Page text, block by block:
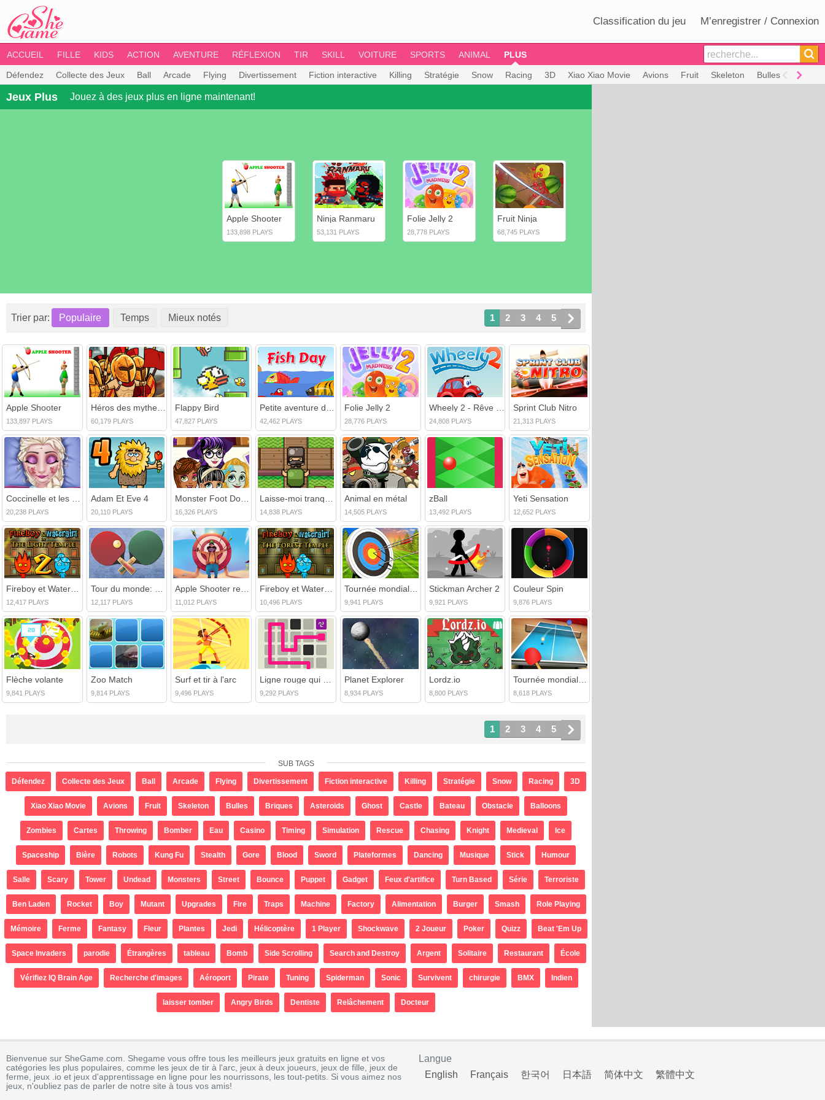
Classification du jeu M’enregistrer / Connexion
ACCUEIL FILLE KIDS ACTION AVENTURE RÉFLEXION TIR SKILL VOITURE SPORTS ANIMAL PLUS
Défendez Collecte des Jeux Ball Arcade Flying Divertissement Fiction interactive Killing Stratégie Snow Racing 3D Xiao Xiao Movie Avions Fruit Skeleton Bulles Briques
Jeux Plus Jouez à des jeux plus en ligne maintenant!
Apple Shooter
133,898 PLAYS
Ninja Ranmaru
53,131 PLAYS
Folie Jelly 2
28,778 PLAYS
Fruit Ninja
68,745 PLAYS
Trier par: Populaire Temps Mieux notés 1 2 3 4 5
Apple Shooter
133,897 PLAYS
Héros des mythes: Guerriers des dieux
60,179 PLAYS
Flappy Bird
47,827 PLAYS
Petite aventure de poisson
42,462 PLAYS
Folie Jelly 2
28,776 PLAYS
Wheely 2 - Rêve d'amour
24,808 PLAYS
Sprint Club Nitro
21,313 PLAYS
20,238 PLAYS
Adam Et Eve 4
20,110 PLAYS 16,326 PLAYS 14,838 PLAYS
Animal en métal
14,505 PLAYS
zBall
13,492 PLAYS
Yeti Sensation
12,652 PLAYS
Fireboy et Watergirl 2 Temple de lumière
12,417 PLAYS
Tour du monde: Tennis de table
12,117 PLAYS
Apple Shooter remasterisé
11,012 PLAYS
Fireboy et Watergirl 1 Temple de la forêt
10,496 PLAYS
Tournée mondiale de tir à l'arc
9,941 PLAYS
Stickman Archer 2
9,921 PLAYS
Couleur Spin
9,876 PLAYS
Flèche volante
9,841 PLAYS
Zoo Match
9,814 PLAYS
Surf et tir à l'arc
9,496 PLAYS 9,292 PLAYS
Planet Explorer
8,934 PLAYS
Lordz.io
8,800 PLAYS 8,618 PLAYS
1 2 3 4 5
SUB TAGS
Défendez Collecte des Jeux Ball Arcade Flying Divertissement Fiction interactive Killing Stratégie Snow Racing 3D
Xiao Xiao Movie Avions Fruit Skeleton Bulles Briques Asteroids Ghost Castle Bateau Obstacle Balloons
Zombies Cartes Throwing Bomber Eau Casino Timing Simulation Rescue Chasing Knight Medieval Ice
Spaceship Bière Robots Kung Fu Stealth Gore Blood Sword Plateformes Dancing Musique Stick Humour
Salle Scary Tower Undead Monsters Street Bounce Puppet Gadget Feux d'artifice Turn Based Série Terroriste
Ben Laden Rocket Boy Mutant Upgrades Fire Traps Machine Factory Alimentation Burger Smash Role Playing
Mémoire Ferme Fantasy Fleur Plantes Jedi Hélicoptère 1 Player Shockwave 2 Joueur Poker Quizz Beat 'Em Up
Space Invaders parodie Étrangères tableau Bomb Side Scrolling Search and Destroy Argent Solitaire Restaurant École
Vérifiez IQ Brain Age Recherche d'images Aéroport Pirate Tuning Spiderman Sonic Survivent chirurgie BMX Indien
laisser tomber Angry Birds Dentiste Relâchement Docteur
Bienvenue sur SheGame.com. Shegame vous offre tous les meilleurs jeux gratuits en ligne et vos
catégories les plus populaires, comme les jeux de tir à l'arc, jeux à deux joueurs, jeux de fille, jeux de
ferme, jeux .io et jeux d'apprentissage en ligne pour les nourrissons, les tout-petits. Si vous aimez nos
jeux, n'oubliez pas de parler de notre site à tous vos amis!
Langue
English
Français 한국어 日本語 简体中文 繁體中文